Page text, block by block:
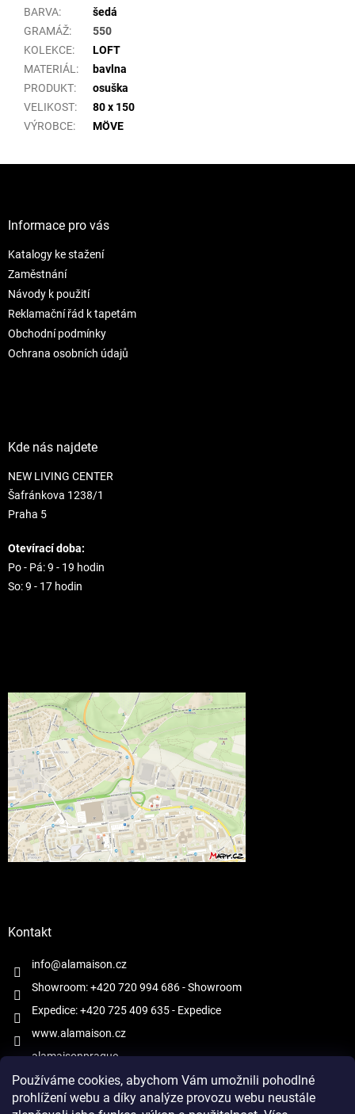
Používáme cookies, abychom Vám umožnili pohodlné
prohlížení webu a díky analýze provozu webu neustále
BARVA:
šedá
GRAMÁŽ:
550
KOLEKCE:
LOFT
MATERIÁL :
bavlna
PRODUKT:
osuška
VELIKOST:
80 x 150
VÝROBCE: MÖVE
Informace pro vás
Katalogy ke stažení
Zaměstnání
Návody k použití
Reklamační řád k tapetám
Obchodní podmínky
Ochrana osobních údajů
Kde nás najdete
NEW LIVING CENTER
Šafránkova 1238/1
Praha 5
Otevírací doba:
Po - Pá: 9 - 19 hodin
So: 9 - 17 hodin
Kontakt
info@alamaison.cz
Showroom: +420 720 994 686- Showroom
Expedice: +420 725 409 635- Expedice
www.alamaison.cz
alamaisonprague